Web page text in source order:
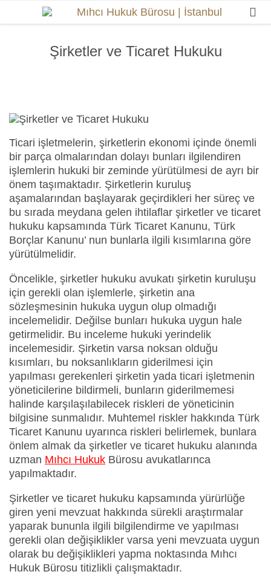

Şirketler ve Ticaret Hukuku
Ticari işletmelerin, şirketlerin ekonomi içinde önemli
bir parça olmalarından dolayı bunları ilgilendiren
işlemlerin hukuki bir zeminde yürütülmesi de ayrı bir
önem taşımaktadır. Şirketlerin kuruluş
aşamalarından başlayarak geçirdikleri her süreç ve
bu sırada meydana gelen ihtilaflar şirketler ve ticaret
hukuku kapsamında Türk Ticaret Kanunu, Türk
Borçlar Kanunu’ nun bunlarla ilgili kısımlarına göre
yürütülmelidir.
Öncelikle, şirketler hukuku avukatı şirketin kuruluşu
için gerekli olan işlemlerle, şirketin ana
sözleşmesinin hukuka uygun olup olmadığı
incelemelidir. Değilse bunları hukuka uygun hale
getirmelidir. Bu inceleme hukuki yerindelik
incelemesidir. Şirketin varsa noksan olduğu
kısımları, bu noksanlıkların giderilmesi için
yapılması gerekenleri şirketin yada ticari işletmenin
yöneticilerine bildirmeli, bunların giderilmemesi
halinde karşılaşılabilecek riskleri de yöneticinin
bilgisine sunmalıdır. Muhtemel riskler hakkında Türk
Ticaret Kanunu uyarınca riskleri belirlemek, bunlara
önlem almak da şirketler ve ticaret hukuku alanında
uzman Mıhcı Hukuk Bürosu avukatlarınca
yapılmaktadır.
Şirketler ve ticaret hukuku kapsamında yürürlüğe
giren yeni mevzuat hakkında sürekli araştırmalar
yaparak bununla ilgili bilgilendirme ve yapılması
gerekli olan değişiklikler varsa yeni mevzuata uygun
olarak bu değişiklikleri yapma noktasında Mıhcı
Hukuk Bürosu titizlikli çalışmaktadır.